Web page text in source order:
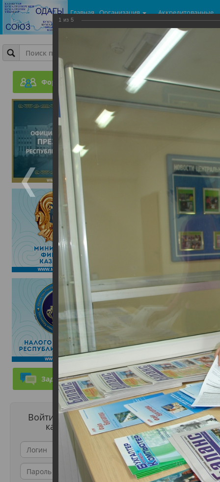
Главная Организация
Аккредитованные
центры
Форум
Задать вопрос
Войти в личный
кабинет
Фотогалерея
Общая Конференция
1 из 5